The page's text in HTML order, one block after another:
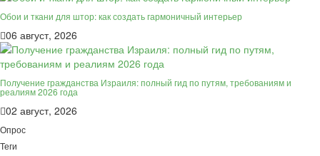
Обои и ткани для штор: как создать гармоничный интерьер
06 август, 2026
Получение гражданства Израиля: полный гид по путям, требованиям и
реалиям 2026 года
02 август, 2026
Опрос
Теги